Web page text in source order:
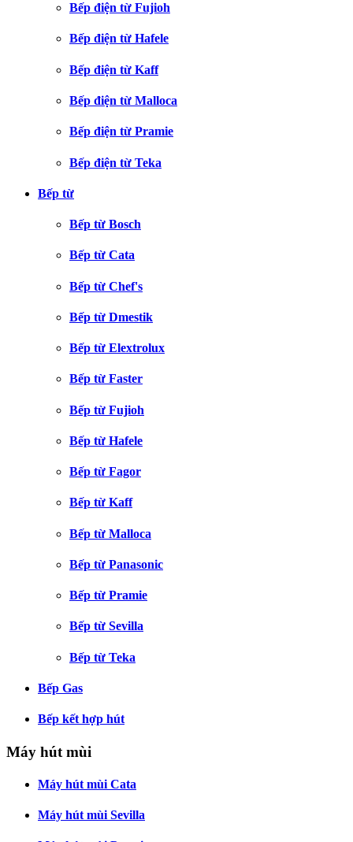
Bếp điện từ Fujioh
Bếp điện từ Hafele
Bếp điện từ Kaff
Bếp điện từ Malloca
Bếp điện từ Pramie
Bếp điện từ Teka
Bếp từ
Bếp từ Bosch
Bếp từ Cata
Bếp từ Chef's
Bếp từ Dmestik
Bếp từ Elextrolux
Bếp từ Faster
Bếp từ Fujioh
Bếp từ Hafele
Bếp từ Fagor
Bếp từ Kaff
Bếp từ Malloca
Bếp từ Panasonic
Bếp từ Pramie
Bếp từ Sevilla
Bếp từ Teka
Bếp Gas
Bếp kết hợp hút
Máy hút mùi
Máy hút mùi Cata
Máy hút mùi Sevilla